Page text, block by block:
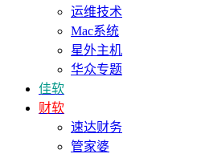
运维技术
Mac系统
星外主机
华众专题
佳软
财软
速达财务
管家婆